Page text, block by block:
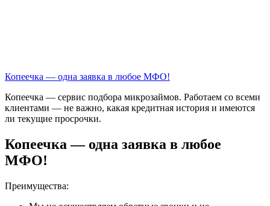
Копеечка — одна заявка в любое МФО!
Копеечка — сервис подбора микрозаймов. Работаем со всеми
клиентами — не важно, какая кредитная история и имеются
ли текущие просрочки.
Копеечка — одна заявка в любое
МФО!
Преимущества: